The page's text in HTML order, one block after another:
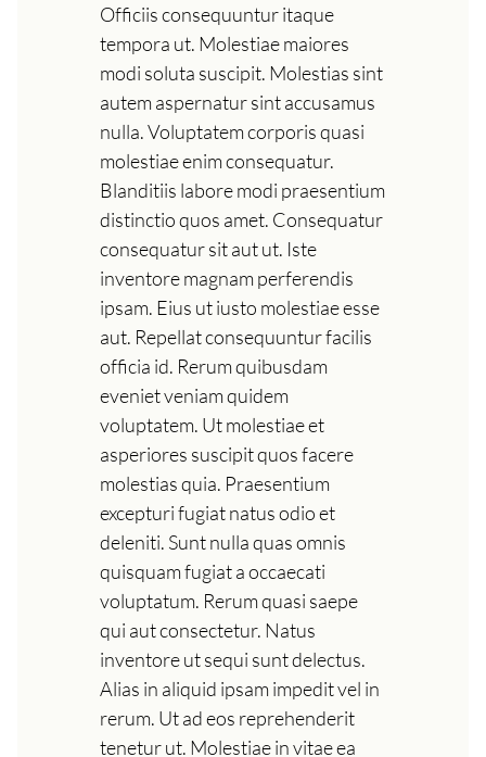
Officiis consequuntur itaque
tempora ut. Molestiae maiores
modi soluta suscipit. Molestias sint
autem aspernatur sint accusamus
nulla. Voluptatem corporis quasi
molestiae enim consequatur.
Blanditiis labore modi praesentium
distinctio quos amet. Consequatur
consequatur sit aut ut. Iste
inventore magnam perferendis
ipsam. Eius ut iusto molestiae esse
aut. Repellat consequuntur facilis
officia id. Rerum quibusdam
eveniet veniam quidem
voluptatem. Ut molestiae et
asperiores suscipit quos facere
molestias quia. Praesentium
excepturi fugiat natus odio et
deleniti. Sunt nulla quas omnis
quisquam fugiat a occaecati
voluptatum. Rerum quasi saepe
qui aut consectetur. Natus
inventore ut sequi sunt delectus.
Alias in aliquid ipsam impedit vel in
rerum. Ut ad eos reprehenderit
tenetur ut. Molestiae in vitae ea